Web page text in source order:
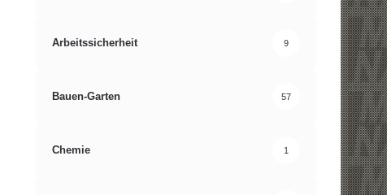
Arbeitssicherheit 9
Bauen-Garten 57
Chemie 1